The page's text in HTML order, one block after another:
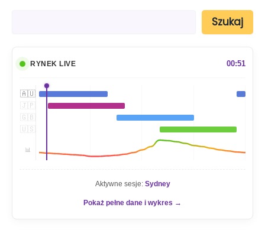
Szukaj
RYNEK LIVE 00:51
🇦🇺
🇯🇵
🇬🇧
🇺🇸
📊
Aktywne sesje: Sydney
Pokaż pełne dane i wykres →